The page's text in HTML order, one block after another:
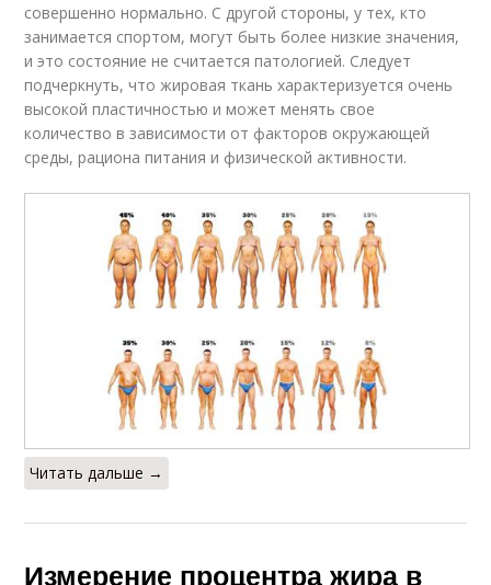
совершенно нормально. С другой стороны, у тех, кто
занимается спортом, могут быть более низкие значения,
и это состояние не считается патологией. Следует
подчеркнуть, что жировая ткань характеризуется очень
высокой пластичностью и может менять свое
количество в зависимости от факторов окружающей
среды, рациона питания и физической активности.
Читать дальше →
Измерение процентра жира в